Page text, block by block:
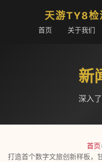
天游TY8检
首页 关于我们
新
深入
首页›
打造首个数字文旅创新样板，